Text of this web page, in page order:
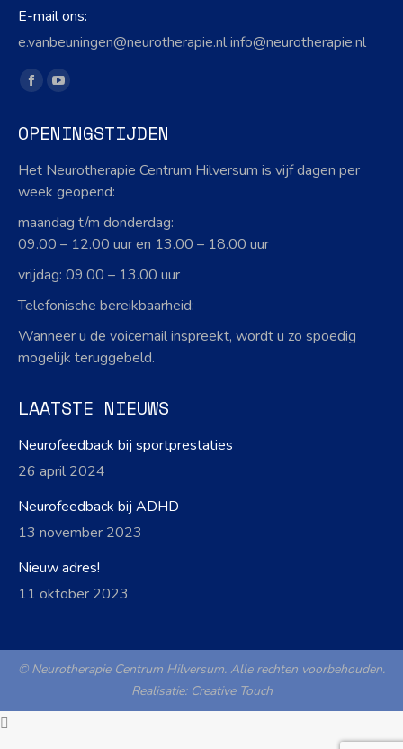
E-mail ons:
e.vanbeuningen@neurotherapie.nl info@neurotherapie.nl
Vind ons op:
Facebook
opens
in
new
YouTube
opens
new
OPENINGSTIJDEN
Het Neurotherapie Centrum Hilversum is vijf dagen per
week geopend:
maandag t/m donderdag:
09.00 – 12.00 uur en 13.00 – 18.00 uur
vrijdag: 09.00 – 13.00 uur
Telefonische bereikbaarheid:
Wanneer u de voicemail inspreekt, wordt u zo spoedig
mogelijk teruggebeld.
LAATSTE NIEUWS
Neurofeedback bij sportprestaties
26 april 2024
Neurofeedback bij ADHD
13 november 2023
Nieuw adres!
11 oktober 2023
© Neurotherapie Centrum Hilversum. Alle rechten voorbehouden.
Realisatie: Creative Touch